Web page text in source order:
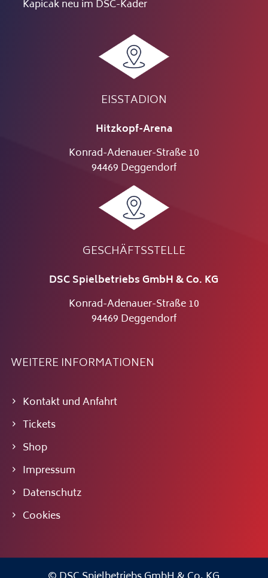
Kapicak neu im DSC-Kader
EISSTADION
Hitzkopf-Arena
Konrad-Adenauer-Straße 10
94469 Deggendorf
GESCHÄFTSSTELLE
DSC Spielbetriebs GmbH & Co. KG
Konrad-Adenauer-Straße 10
94469 Deggendorf
WEITERE INFORMATIONEN
Kontakt und Anfahrt
Tickets
Shop
Impressum
Datenschutz
Cookies